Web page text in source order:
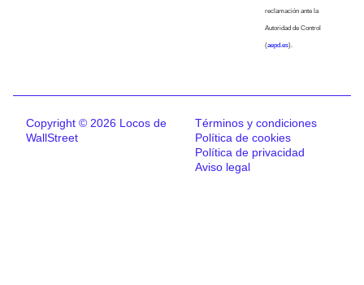
reclamación ante la
Autoridad de Control
(aepd.es).
Copyright © 2026 Locos de
WallStreet
Términos y condiciones
Política de cookies
Política de privacidad
Aviso legal